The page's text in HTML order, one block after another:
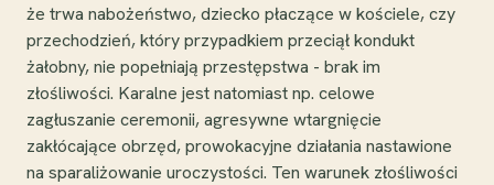
że trwa nabożeństwo, dziecko płaczące w kościele, czy
przechodzień, który przypadkiem przeciął kondukt
żałobny, nie popełniają przestępstwa - brak im
złośliwości. Karalne jest natomiast np. celowe
zagłuszanie ceremonii, agresywne wtargnięcie
zakłócające obrzęd, prowokacyjne działania nastawione
na sparaliżowanie uroczystości. Ten warunek złośliwości